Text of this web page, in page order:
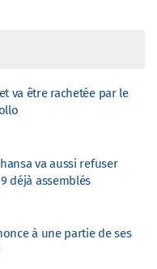
va être rachetée par le
va aussi refuser
déjà assemblés
à une partie de ses